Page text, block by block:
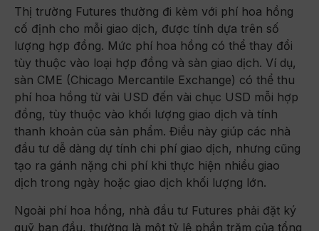
Thị trường Futures thường đi kèm với phí hoa hồng
cố định cho mỗi giao dịch, được tính dựa trên số
lượng hợp đồng. Mức phí hoa hồng có thể thay đổi
tùy thuộc vào loại hợp đồng và sàn giao dịch. Ví dụ,
sàn CME (Chicago Mercantile Exchange) có thể thu
phí hoa hồng từ vài USD đến vài chục USD mỗi hợp
đồng, tùy thuộc vào khối lượng giao dịch và tính
thanh khoản của sản phẩm. Điều này giúp các nhà
đầu tư dễ dàng dự tính chi phí giao dịch, nhưng cũng
tạo ra gánh nặng chi phí khi thực hiện nhiều giao
dịch trong ngày hoặc giao dịch khối lượng lớn.
Ngoài phí hoa hồng, nhà đầu tư Futures phải đặt ký
quỹ ban đầu, thường là một tỷ lệ phần trăm của tổng